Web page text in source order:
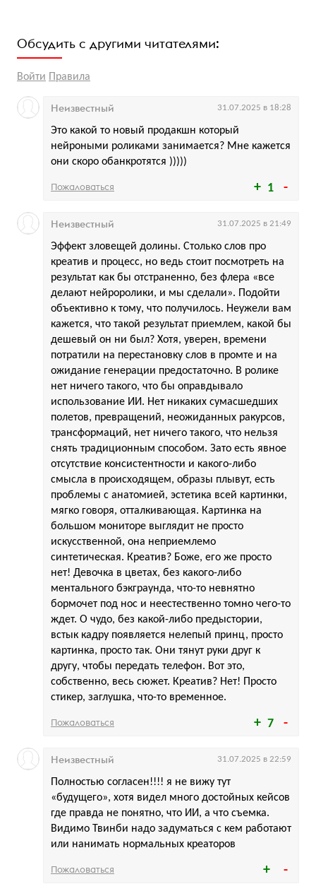
Обсудить с другими читателями:
Войти Правила
1
Это какой то новый продакшн который
нейроными роликами занимается? Мне кажется
они скоро обанкротятся )))))
Неизвестный 31.07.2025 в 18:28
Пожаловаться
7
Эффект зловещей долины. Столько слов про
креатив и процесс, но ведь стоит посмотреть на
результат как бы отстраненно, без флера «все
делают нейроролики, и мы сделали». Подойти
объективно к тому, что получилось. Неужели вам
кажется, что такой результат приемлем, какой бы
дешевый он ни был? Хотя, уверен, времени
потратили на перестановку слов в промте и на
ожидание генерации предостаточно. В ролике
нет ничего такого, что бы оправдывало
использование ИИ. Нет никаких сумасшедших
полетов, превращений, неожиданных ракурсов,
трансформаций, нет ничего такого, что нельзя
снять традиционным способом. Зато есть явное
отсутствие консистентности и какого-либо
смысла в происходящем, образы плывут, есть
проблемы с анатомией, эстетика всей картинки,
мягко говоря, отталкивающая. Картинка на
большом мониторе выглядит не просто
искусственной, она неприемлемо
синтетическая. Креатив? Боже, его же просто
нет! Девочка в цветах, без какого-либо
ментального бэкграунда, что-то невнятно
бормочет под нос и неестественно томно чего-то
ждет. О чудо, без какой-либо предыстории,
встык кадру появляется нелепый принц, просто
картинка, просто так. Они тянут руки друг к
другу, чтобы передать телефон. Вот это,
собственно, весь сюжет. Креатив? Нет! Просто
стикер, заглушка, что-то временное.
Неизвестный 31.07.2025 в 21:49
Пожаловаться
Полностью согласен!!!! я не вижу тут
«будущего», хотя видел много достойных кейсов
где правда не понятно, что ИИ, а что съемка.
Видимо Твинби надо задуматься с кем работают
или нанимать нормальных креаторов
Неизвестный 31.07.2025 в 22:59
Пожаловаться